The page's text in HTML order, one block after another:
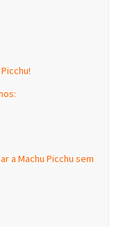
a Machu Picchu sem